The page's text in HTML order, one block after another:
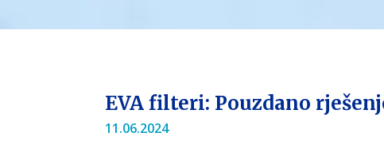
EVA filteri: Pouzdano
11.06.2024